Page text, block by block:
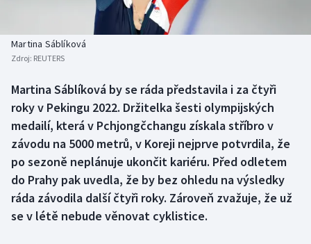
Biatlon
Box
Curling
Dostihy
Florbal
Historické návraty
Aplikace ČT sport
Martina Sáblíková
Zdroj: REUTERS
Martina Sáblíková by se ráda představila i za čtyři
roky v Pekingu 2022. Držitelka šesti olympijských
medailí, která v Pchjongčchangu získala stříbro v
závodu na 5000 metrů, v Koreji nejprve potvrdila, že
po sezoně neplánuje ukončit kariéru. Před odletem
do Prahy pak uvedla, že by bez ohledu na výsledky
ráda závodila další čtyři roky. Zároveň zvažuje, že už
se v létě nebude věnovat cyklistice.